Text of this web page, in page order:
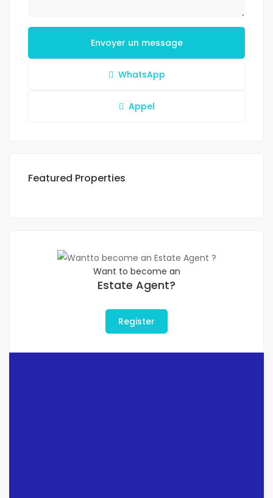
Envoyer un message
WhatsApp
Appel
Featured Properties
Want to become an
Estate Agent?
Register